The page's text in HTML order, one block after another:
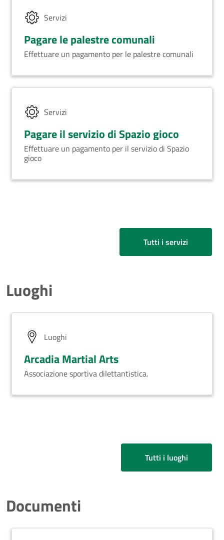
Servizi
Pagare le palestre comunali
Effettuare un pagamento per le palestre comunali
Servizi
Pagare il servizio di Spazio gioco
Effettuare un pagamento per il servizio di Spazio
gioco
Tutti i servizi
Luoghi
Luoghi
Arcadia Martial Arts
Associazione sportiva dilettantistica.
Tutti i luoghi
Documenti